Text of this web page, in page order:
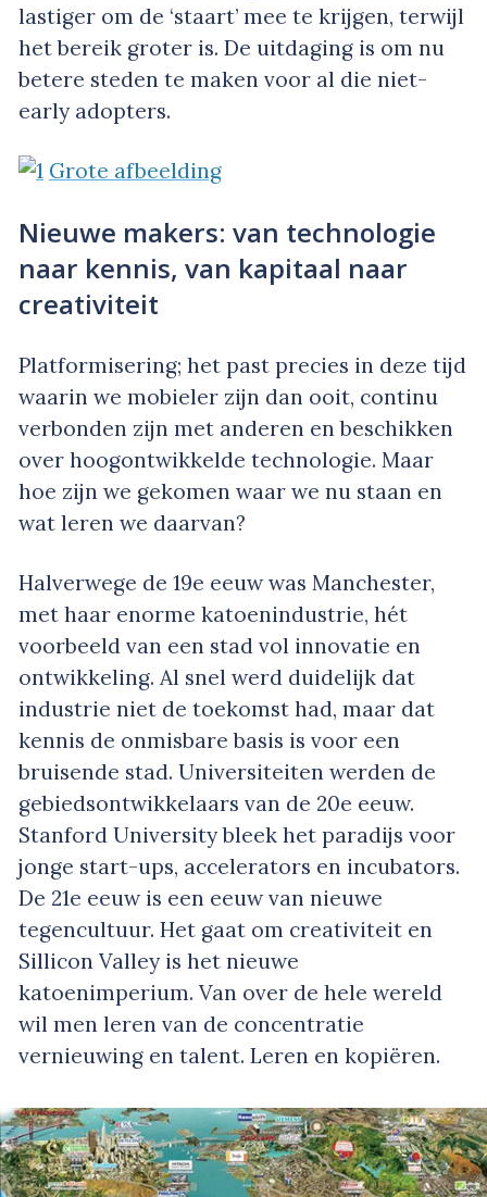
lastiger om de ‘staart’ mee te krijgen, terwijl
het bereik groter is. De uitdaging is om nu
betere steden te maken voor al die niet-
early adopters.
Grote afbeelding
Nieuwe makers: van technologie
naar kennis, van kapitaal naar
creativiteit
Platformisering; het past precies in deze tijd
waarin we mobieler zijn dan ooit, continu
verbonden zijn met anderen en beschikken
over hoogontwikkelde technologie. Maar
hoe zijn we gekomen waar we nu staan en
wat leren we daarvan?
Halverwege de 19e eeuw was Manchester,
met haar enorme katoenindustrie, hét
voorbeeld van een stad vol innovatie en
ontwikkeling. Al snel werd duidelijk dat
industrie niet de toekomst had, maar dat
kennis de onmisbare basis is voor een
bruisende stad. Universiteiten werden de
gebiedsontwikkelaars van de 20e eeuw.
Stanford University bleek het paradijs voor
jonge start-ups, accelerators en incubators.
De 21e eeuw is een eeuw van nieuwe
tegencultuur. Het gaat om creativiteit en
Sillicon Valley is het nieuwe
katoenimperium. Van over de hele wereld
wil men leren van de concentratie
vernieuwing en talent. Leren en kopiëren.